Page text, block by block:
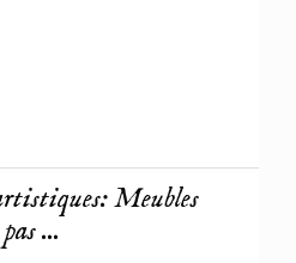
Meubles
...